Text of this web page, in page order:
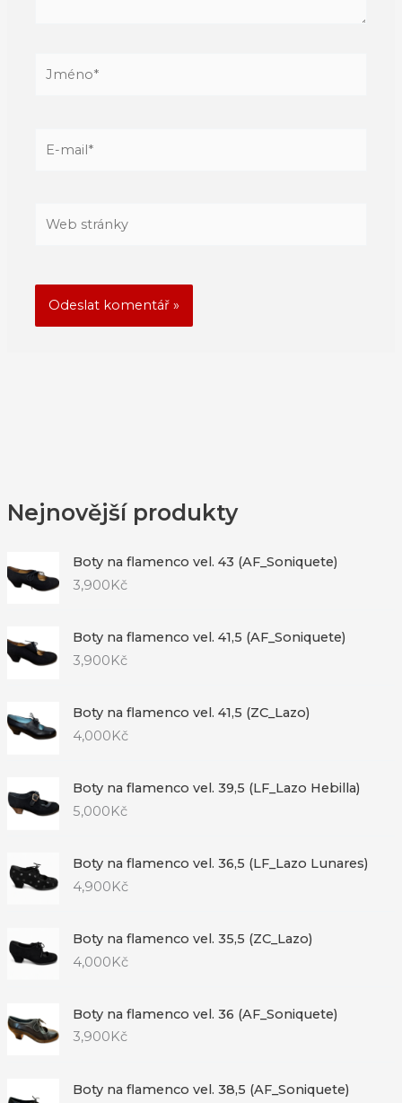
Nejnovější produkty
Boty na flamenco vel. 43 (AF_Soniquete)
3,900Kč
Boty na flamenco vel. 41,5 (AF_Soniquete)
3,900Kč
Boty na flamenco vel. 41,5 (ZC_Lazo)
4,000Kč
Boty na flamenco vel. 39,5 (LF_Lazo Hebilla)
5,000Kč
Boty na flamenco vel. 36,5 (LF_Lazo Lunares)
4,900Kč
Boty na flamenco vel. 35,5 (ZC_Lazo)
4,000Kč
Boty na flamenco vel. 36 (AF_Soniquete)
3,900 Kč
Boty na flamenco vel. 38,5 (AF_Soniquete)
mail*
stránky